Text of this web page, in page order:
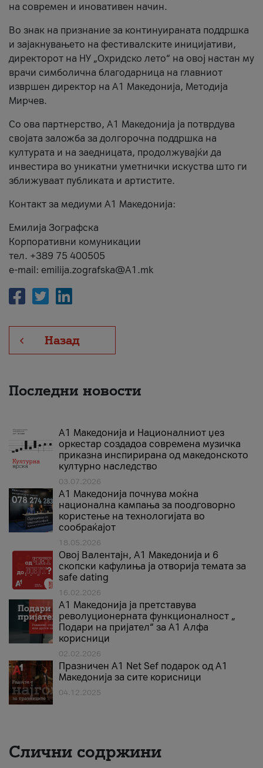
на современ и иновативен начин.
Во знак на признание за континуираната поддршка
и зајакнувањето на фестивалските иницијативи,
директорот на НУ „Охридско лето“ на овој настан му
врачи симболична благодарница на главниот
извршен директор на A1 Македонија, Методија
Мирчев.
Со ова партнерство, A1 Македонија ја потврдува
својата заложба за долгорочна поддршка на
културата и на заедницата, продолжувајќи да
инвестира во уникатни уметнички искуства што ги
зближуваат публиката и артистите.
Контакт за медиуми А1 Македонија:
Емилија Зографска
Корпоративни комуникации
тел. +389 75 400505
e-mail: emilija.zografska@A1.mk
Назад
Последни новости
А1 Македонија и Националниот џез
оркестар создадоа современа музичка
приказна инспирирана од македонското
културно наследство
03.07.2026
A1 Македонија почнува моќна
национална кампања за поодговорно
користење на технологијата во
сообраќајот
18.05.2026
Овој Валентајн, A1 Македонија и 6
скопски кафулиња ја отворија темата за
safe dating
16.02.2026
А1 Македонија ја претставува
револуционерната функционалност „
Подари на пријател“ за А1 Алфа
корисници
02.02.2026
Празничен A1 Net Sеf подарок од А1
Македонија за сите корисници
04.12.2025
Слични содржини